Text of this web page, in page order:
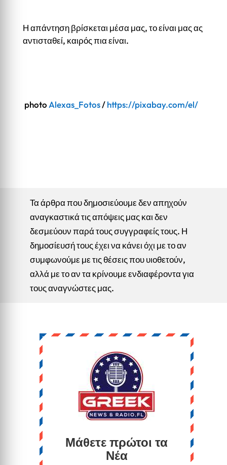
Η απάντηση βρίσκεται μέσα μας, το είναι μας ας
αντισταθεί, καιρός πια είναι.
photo Alexas_Fotos/https://pixabay.com/el/
Τα άρθρα που δημοσιεύουμε δεν απηχούν
αναγκαστικά τις απόψεις μας και δεν
δεσμεύουν παρά τους συγγραφείς τους. Η
δημοσίευσή τους έχει να κάνει όχι με το αν
συμφωνούμε με τις θέσεις που υιοθετούν,
αλλά με το αν τα κρίνουμε ενδιαφέροντα για
τους αναγνώστες μας.
Μάθετε πρώτοι τα
Νέα